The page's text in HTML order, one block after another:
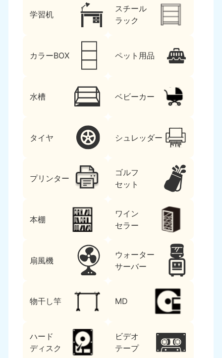
学習机
スチール
ラック
カラーBOX ペット用品
水槽 ベビーカー
タイヤ シュレッダー
プリンター
ゴルフ
セット
本棚
ワイン
セラー
扇風機
ウォーター
サーバー
物干し竿 MD
ハード
ディスク
ビデオ
テープ